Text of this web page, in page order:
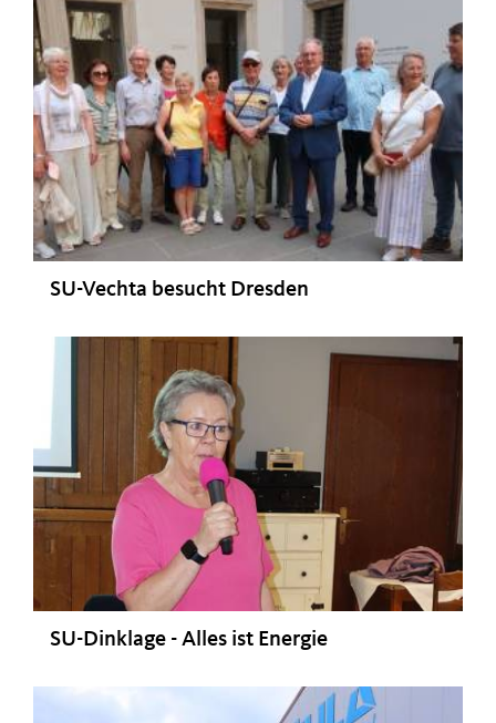
SU-Vechta besucht Dresden
SU-Dinklage - Alles ist Energie